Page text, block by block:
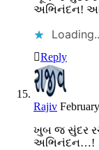
અભિનંદન!
Reply
Rajiv
ખુબ જ સુંદર
અભિનંદન…!